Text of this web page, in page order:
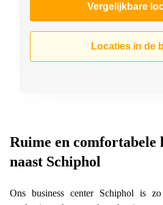
Vergelijkbare
Locaties in de
Ruime en
naast Schiphol
Ons business center Schiphol is